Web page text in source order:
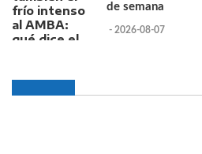
de semana
- 2026-08-07